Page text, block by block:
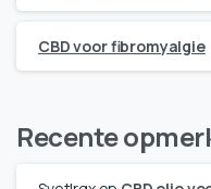
CBD voor fibromyalgie
Recente